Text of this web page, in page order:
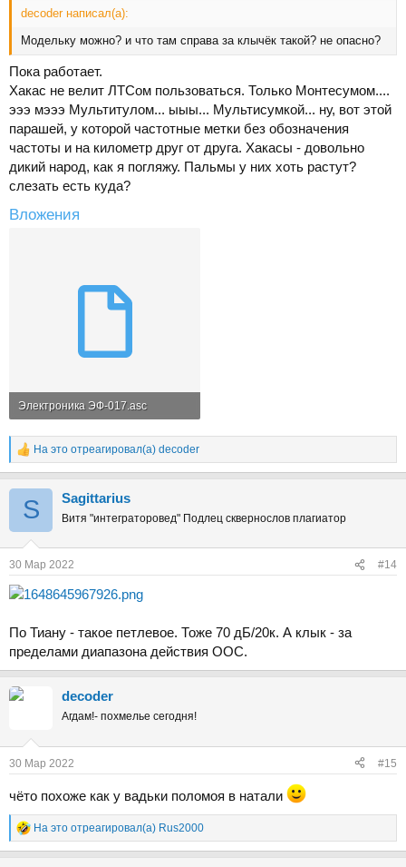
decoder написал(а):
Модельку можно? и что там справа за клычёк такой? не опасно?
Пока работает.
Хакас не велит ЛТСом пользоваться. Только Монтесумом....
эээ мэээ Мультитулом... ыыы... Мультисумкой... ну, вот этой
парашей, у которой частотные метки без обозначения
частоты и на километр друг от друга. Хакасы - довольно
дикий народ, как я погляжу. Пальмы у них хоть растут?
слезать есть куда?
Вложения
Электроника ЭФ-017.asc
12.8 KB · Просмотры: 70
Р
е
На это отреагировал(а) decoder
S Sаgittarius
Витя "интеграторовед" Подлец сквернослов плагиатор
30 Мар 2022 #14
По Тиану - такое петлевое. Тоже 70 дБ/20к. А клык - за
пределами диапазона действия ООС.
decoder
Агдам!- похмелье сегодня!
30 Мар 2022 #15
чёто похоже как у вадьки поломоя в натали
Р
е
На это отреагировал(а) Rus2000